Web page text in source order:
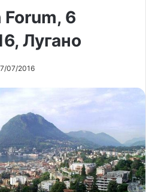
6
Лугано
07/2016